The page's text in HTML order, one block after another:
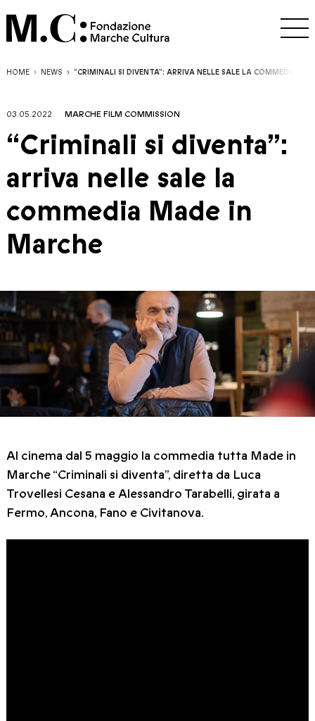
HOME NEWS “CRIMINALI SI DIVENTA”: ARRIVA NELLE SALE LA COMMEDIA
03.05.2022 MARCHE FILM COMMISSION
“Criminali si diventa”:
arriva nelle sale la
commedia Made in
Marche
Al cinema dal 5 maggio la commedia tutta Made in
Marche “Criminali si diventa”, diretta da Luca
Trovellesi Cesana e Alessandro Tarabelli, girata a
Fermo, Ancona, Fano e Civitanova.